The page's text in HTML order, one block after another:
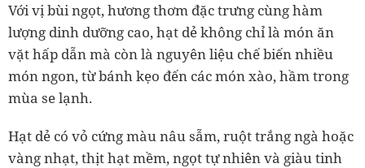
Với vị bùi ngọt, hương thơm đặc trưng cùng hàm
lượng dinh dưỡng cao, hạt dẻ không chỉ là món ăn
vặt hấp dẫn mà còn là nguyên liệu chế biến nhiều
món ngon, từ bánh kẹo đến các món xào, hầm trong
mùa se lạnh.
Hạt dẻ có vỏ cứng màu nâu sẫm, ruột trắng ngà hoặc
vàng nhạt, thịt hạt mềm, ngọt tự nhiên và giàu tinh